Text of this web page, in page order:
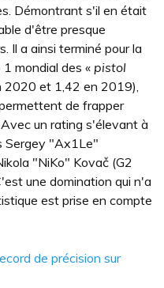
Démontrant s'il en était
d'être presque
Il a ainsi terminé pour la
mondial des « pistol
2020 et 1,42 en 2019),
de frapper
un rating s'élevant à
Sergey "Ax1Le"
"NiKo" Kovač (G2
une domination qui n'a
est prise en compte
de précision sur